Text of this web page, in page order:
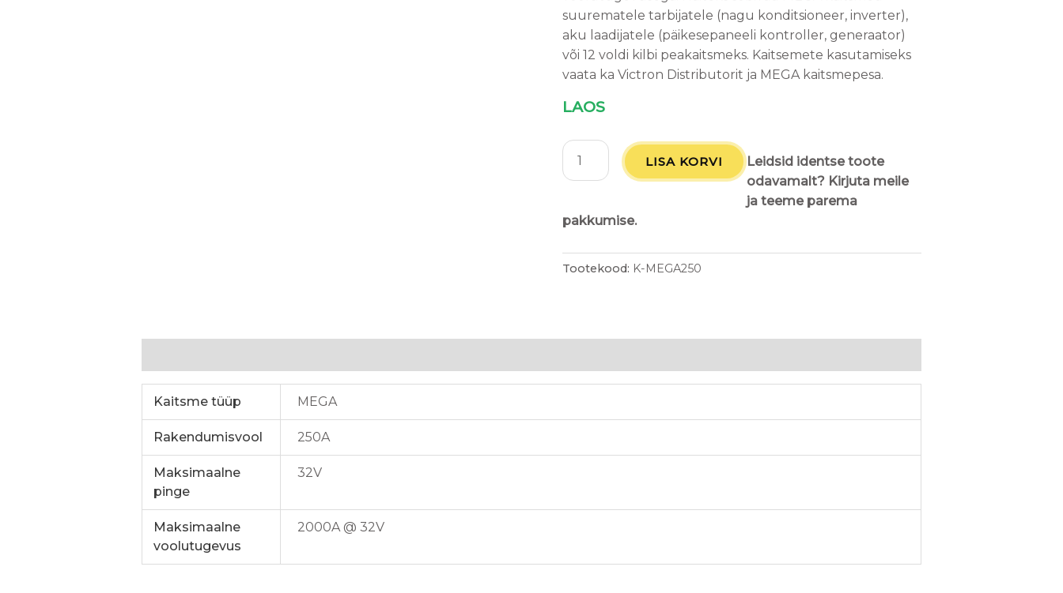
suurematele tarbijatele (nagu konditsioneer, inverter),
aku laadijatele (päikesepaneeli kontroller, generaator)
või 12 voldi kilbi peakaitsmeks. Kaitsemete kasutamiseks
vaata ka Victron Distributorit ja MEGA kaitsmepesa.
LAOS
LISA KORVI
Leidsid identse toote
odavamalt? Kirjuta meile
ja teeme parema
pakkumise.
Tootekood: K-MEGA250
Kaitsme tüüp MEGA
Rakendumisvool 250A
Maksimaalne
pinge
32V
Maksimaalne
voolutugevus
2000A @ 32V